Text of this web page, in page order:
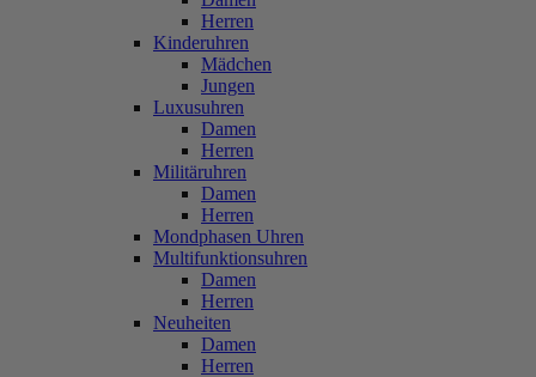
Herren
Kinderuhren
Mädchen
Jungen
Luxusuhren
Damen
Herren
Militäruhren
Damen
Herren
Mondphasen Uhren
Multifunktionsuhren
Damen
Herren
Neuheiten
Damen
Herren